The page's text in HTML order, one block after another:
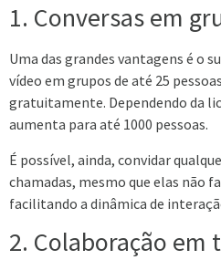
1. Conversas em
Uma das grandes vantagens é o
vídeo em grupos de até 25
gratuitamente. Dependendo da
aumenta para até 1000 pessoas.
É possível, ainda, convidar
chamadas, mesmo que elas não
facilitando a dinâmica de
2. Colaboração em